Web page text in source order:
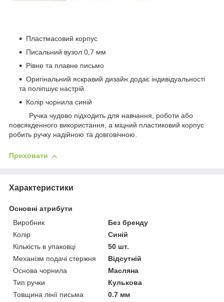
Пластмасовий корпус
Писальний вузол 0,7 мм
Рівне та плавне письмо
Оригінальний яскравий дизайн додає індивідуальності
та поліпшує настрій.
Колір чорнила синій
Ручка чудово підходить для навчання, роботи або
повсякденного використання, а міцний пластиковий корпус
робить ручку надійною та довговічною.
Приховати
Характеристики
Основні атрибути
Виробник
Без бренду
Колір
Синій
Кількість в упаковці
50 шт.
Механізм подачі стержня
Відсутній
Основа чорнила
Масляна
Тип ручки
Кулькова
Товщина лінії письма
0.7 мм